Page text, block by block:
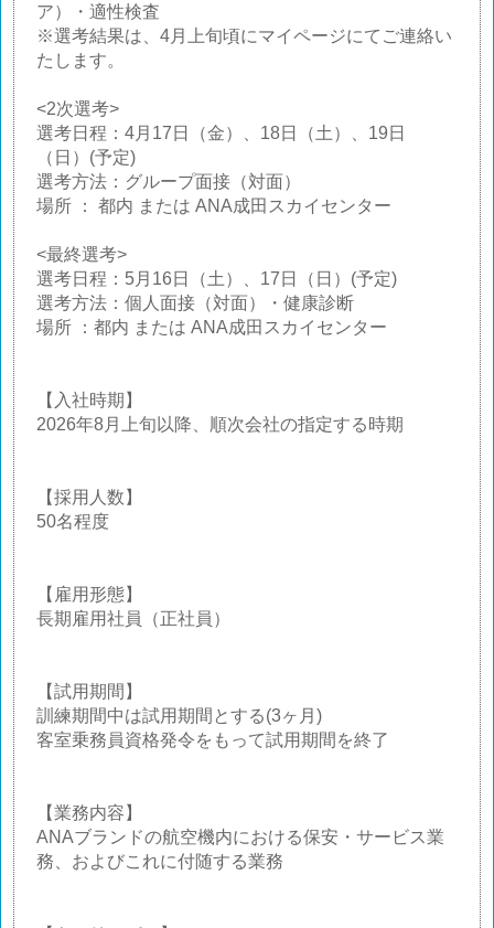
ア）・適性検査
※選考結果は、4月上旬頃にマイページにてご連絡い
たします。
<2次選考>
選考日程：4月17日（金）、18日（土）、19日
（日）(予定)
選考方法：グループ面接（対面）
場所 ： 都内 または ANA成田スカイセンター
<最終選考>
選考日程：5月16日（土）、17日（日）(予定)
選考方法：個人面接（対面）・健康診断
場所 ：都内 または ANA成田スカイセンター
【入社時期】
2026年8月上旬以降、順次会社の指定する時期
【採用人数】
50名程度
【雇用形態】
長期雇用社員（正社員）
【試用期間】
訓練期間中は試用期間とする(3ヶ月)
客室乗務員資格発令をもって試用期間を終了
【業務内容】
ANAブランドの航空機内における保安・サービス業
務、およびこれに付随する業務